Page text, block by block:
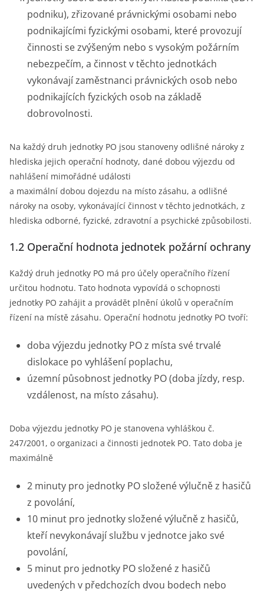
podniku), zřizované právnickými osobami nebo
podnikajícími fyzickými osobami, které provozují
činnosti se zvýšeným nebo s vysokým požárním
nebezpečím, a činnost v těchto jednotkách
vykonávají zaměstnanci právnických osob nebo
podnikajících fyzických osob na základě
dobrovolnosti.
Na každý druh jednotky PO jsou stanoveny odlišné nároky z
hlediska jejich operační hodnoty, dané dobou výjezdu od
nahlášení mimořádné události
a maximální dobou dojezdu na místo zásahu, a odlišné
nároky na osoby, vykonávající činnost v těchto jednotkách, z
hlediska odborné, fyzické, zdravotní a psychické způsobilosti.
1.2 Operační hodnota jednotek požární ochrany
Každý druh jednotky PO má pro účely operačního řízení
určitou hodnotu. Tato hodnota vypovídá o schopnosti
jednotky PO zahájit a provádět plnění úkolů v operačním
řízení na místě zásahu. Operační hodnotu jednotky PO tvoří:
doba výjezdu jednotky PO z místa své trvalé
dislokace po vyhlášení poplachu,
územní působnost jednotky PO (doba jízdy, resp.
vzdálenost, na místo zásahu).
Doba výjezdu jednotky PO je stanovena vyhláškou č.
247/2001, o organizaci a činnosti jednotek PO. Tato doba je
maximálně
2 minuty pro jednotky PO složené výlučně z hasičů
z povolání,
10 minut pro jednotky složené výlučně z hasičů,
kteří nevykonávají službu v jednotce jako své
povolání,
5 minut pro jednotky PO složené z hasičů
uvedených v předchozích dvou bodech nebo